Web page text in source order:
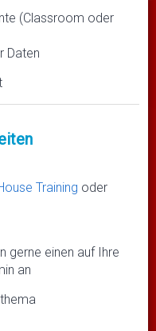
(Classroom oder
Daten
Training oder
gerne einen auf Ihre
an